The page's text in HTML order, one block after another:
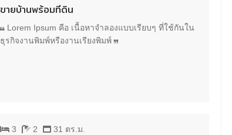
ขายบ้านพร้อมที่ดิน
Lorem Ipsum คือ เนื้อหาจำลองแบบเรียบๆ ที่ใช้กันใน
ธุรกิจงานพิมพ์หรืองานเรียงพิมพ์
3 2 31 ตร.ม.